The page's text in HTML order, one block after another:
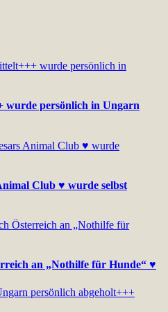
wurde persönlich in Ungarn
Club ♥ wurde selbst
an „Nothilfe für Hunde“ ♥